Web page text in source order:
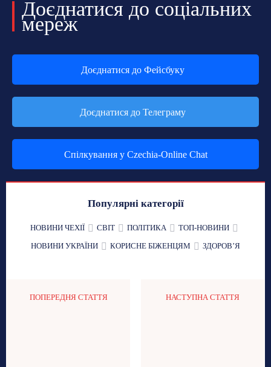
Доєднатися до соціальних
мереж
Доєднатися до Фейсбуку
Доєднатися до Телеграму
Спілкування у Czechia-Online Chat
Популярні категорії
НОВИНИ ЧЕХІЇ СВІТ ПОЛІТИКА
ТОП-НОВИНИ
НОВИНИ УКРАЇНИ
КОРИСНЕ БІЖЕНЦЯМ ЗДОРОВʼЯ
ПОПЕРЕДНЯ СТАТТЯ НАСТУПНА СТАТТЯ